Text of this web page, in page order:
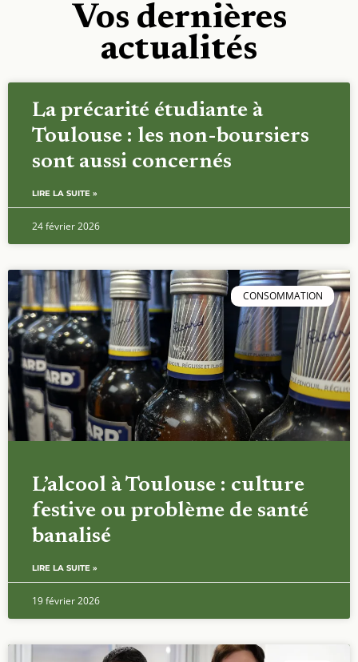
Vos dernières
actualités
La précarité étudiante à
Toulouse : les non-boursiers
sont aussi concernés
LIRE LA SUITE »
24 février 2026
CONSOMMATION
L’alcool à Toulouse : culture
festive ou problème de santé
banalisé
LIRE LA SUITE »
19 février 2026